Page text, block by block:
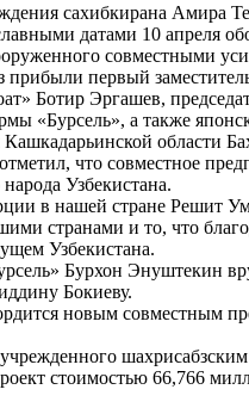
сахибкирана Амира
датами 10 апреля
совместными
прибыли первый
Ботир Эргашев,
«Бурсель», а также
области
что совместное
Узбекистана.
в нашей стране Решит
странами и то, что
Узбекистана.
Бурхон Энуштекин
Бокиеву.
новым совместным
стоимостью 66,766